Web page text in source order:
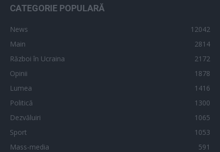
CATEGORIE POPULARĂ
News
12042
Main
2814
Război în Ucraina
2172
Opinii
1878
Lumea
1416
Politică
1300
Dezvăluiri
1065
Sport
1053
Mass-media
591